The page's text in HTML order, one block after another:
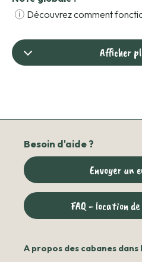
Découvrez comment
Afficher
Besoin d'aide ?
Envoyer un
FAQ - location
A propos des cabanes dans